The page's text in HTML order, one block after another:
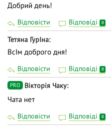
Добрий день!
Відповісти Відповіді 0
Тетяна ГурIна
ВсIм доброго дня!
Відповісти Відповіді 0
PRO Вiкторiя Чаку
Чата нет
Відповісти Відповіді 0